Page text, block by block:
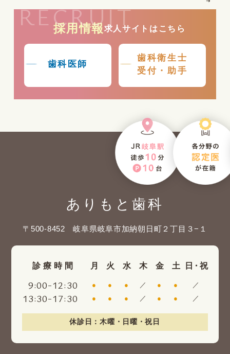
RECRUIT
採用情報 求人サイトはこちら
歯科医師
歯科衛生士
受付・助手
ありもと歯科
〒500-8452 岐阜県岐阜市加納朝日町２丁目３−１
休診日：木曜・日曜・祝日
診療時間 月 火 水 木 金 土 日・祝
9:00-12:30 ● ● ● ／ ● ● ／
13:30-17:30 ● ● ● ／ ● ● ／